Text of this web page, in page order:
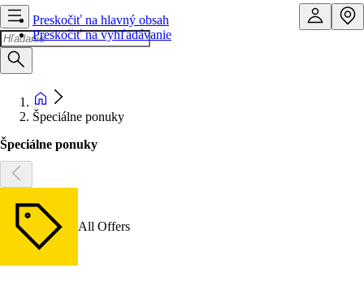
Preskočiť na hlavný obsah
Preskočiť na vyhľadávanie
Špeciálne ponuky
Špeciálne ponuky
All Offers